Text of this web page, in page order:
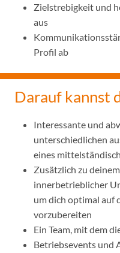
Zielstrebigkeit und
aus
Profil ab
Darauf kannst
Interessante und
unterschiedlichen
eines
Zusätzlich zu
innerbetrieblicher
um dich optimal auf
vorzubereiten
Ein Team, mit dem
Betriebsevents und